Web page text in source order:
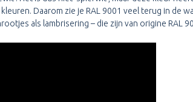
Daarom zie je RAL 9001 veel terug in
als lambrisering – die zijn van origine RAL